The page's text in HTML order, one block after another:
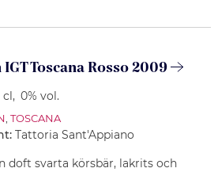
Toscana Rosso 2009
cl, 0% vol.
TOSCANA
Tattoria Sant'Appiano
doft svarta körsbär, lakrits och